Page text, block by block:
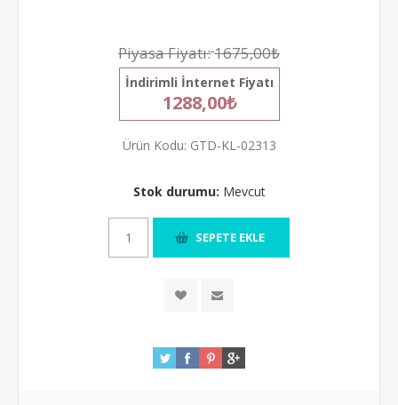
Piyasa Fiyatı:1675,00₺
İndirimli İnternet Fiyatı
1288,00₺
Ürün Kodu: GTD-KL-02313
Stok durumu: Mevcut